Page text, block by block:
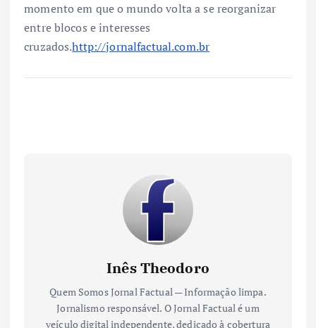
momento em que o mundo volta a se reorganizar
entre blocos e interesses
cruzados.http://jornalfactual.com.br
Inês Theodoro
Quem Somos Jornal Factual — Informação limpa.
Jornalismo responsável. O Jornal Factual é um
veículo digital independente, dedicado à cobertura